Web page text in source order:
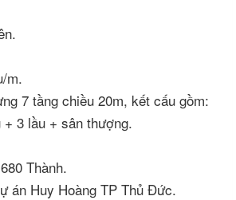
m.
7 tầng chiều 20m, kết cấu gồm:
3 lầu + sân thượng.
Thành.
án Huy Hoàng TP Thủ Đức.